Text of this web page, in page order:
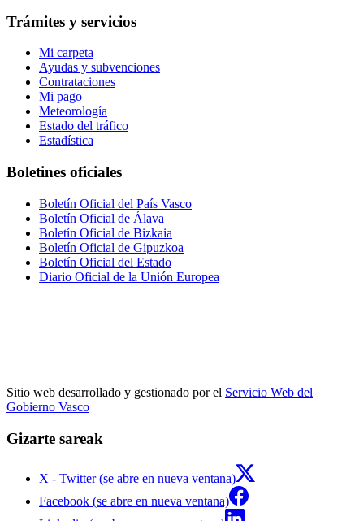
Trámites y servicios
Mi carpeta
Ayudas y subvenciones
Contrataciones
Mi pago
Meteorología
Estado del tráfico
Estadística
Boletines oficiales
Boletín Oficial del País Vasco
Boletín Oficial de Álava
Boletín Oficial de Bizkaia
Boletín Oficial de Gipuzkoa
Boletín Oficial del Estado
Diario Oficial de la Unión Europea
Sitio web desarrollado y gestionado por el Servicio Web del
Gobierno Vasco
Gizarte sareak
X - Twitter (se abre en nueva ventana)
Facebook (se abre en nueva ventana)